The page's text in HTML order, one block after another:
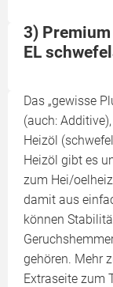
3)
EL
Das „gewisse
(auch:
Heizöl
Heizöl gibt es
zum Hei/
damit aus
können
gehören. Mehr
Extraseite zum